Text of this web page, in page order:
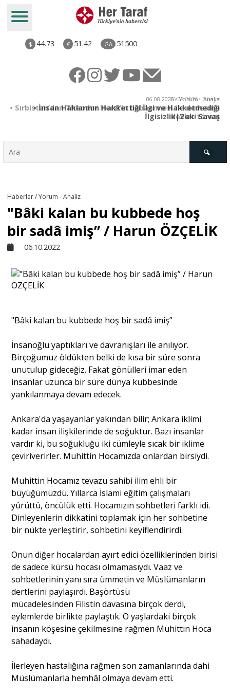
$ 44.73 € 51.42 GA 51500
06.08.2026 • Dünya
• Sırbistan’dan Theodor Herzl’in babaannesi ile dedesine
devlet töreni
Ekonomi
Dünya
Yorum - Analiz
Söyleşi
Yazı Dizisi
Portre
Yazarlar
Eğitim
Dosya Haber
Ankara Analiz
Haberler / Yorum - Analiz
"Bâki kalan bu kubbede hoş
bir sadâ imiş” / Harun ÖZÇELİK
06.10.2022
"Bâki kalan bu kubbede hoş bir sadâ imiş”
İnsanoğlu yaptıkları ve davranışları ile anılıyor.
Birçoğumuz öldükten belki de kısa bir süre sonra
unutulup gideceğiz. Fakat gönülleri imar eden
insanlar uzunca bir süre dünya kubbesinde
yankılanmaya devam edecek.
Ankara'da yaşayanlar yakından bilir; Ankara iklimi
kadar insan ilişkilerinde de soğuktur. Bazı insanlar
vardır ki, bu soğukluğu iki cümleyle sıcak bir iklime
çeviriverirler. Muhittin Hocamızda onlardan birsiydi.
Muhittin Hocamız tevazu sahibi ilim ehli bir
büyüğümüzdü. Yıllarca İslami eğitim çalışmaları
yürüttü, öncülük etti. Hocamızın sohbetleri farklı idi.
Dinleyenlerin dikkatini toplamak için her sohbetine
bir nükte yerleştirir, sohbetini keyiflendirirdi.
Onun diğer hocalardan ayırt edici özelliklerinden birisi
de sadece kürsü hocası olmamasıydı. Vaaz ve
sohbetlerinin yanı sıra ümmetin ve Müslümanların
dertlerini paylaşırdı. Başörtüsü
mücadelesinden Filistin davasına birçok derdi,
eylemlerde birlikte paylaştık. O yaşlardaki birçok
insanın köşesine çekilmesine rağmen Muhittin Hoca
sahadaydı.
İlerleyen hastalığına rağmen son zamanlarında dahi
Müslümanlarla hemhâl olmaya devam etti.